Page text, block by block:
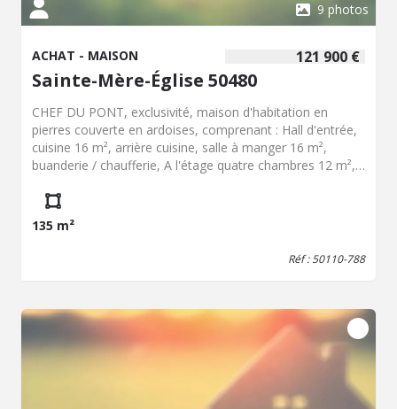
9 photos
121 900 €
ACHAT - MAISON
Sainte-Mère-Église 50480
CHEF DU PONT, exclusivité, maison d'habitation en
pierres couverte en ardoises, comprenant : Hall d'entrée,
cuisine 16 m², arrière cuisine, salle à manger 16 m²,
buanderie / chaufferie, A l'étage quatre chambres 12 m²,
le dessus, Terrain clos, l'ensemble pour 943 m² - Fenêtres
PVC - Chauffage fuel Montant estimé des dépenses
annuelles d'énergie pour un usage standard entre 5300 €
et 7240 € : prix moyens des énergies indexés au
informations sur les risques auxquels ce bien est exposé
sont disponibles sur le site Géorisques : www. georisques.
gouv. fr Maison libre 31 décembre 2026 au plus tard
135 m²
Réf : 50110-788